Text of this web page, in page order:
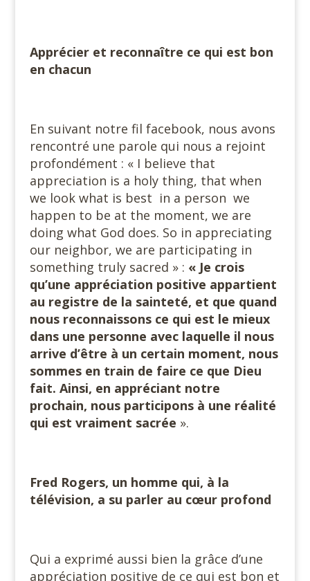
Apprécier et reconnaître ce qui est bon
en chacun
En suivant notre fil facebook, nous avons
rencontré une parole qui nous a rejoint
profondément : « I believe that
appreciation is a holy thing, that when
we look what is best in a person we
happen to be at the moment, we are
doing what God does. So in appreciating
our neighbor, we are participating in
something truly sacred » : « Je crois
qu’une appréciation positive appartient
au registre de la sainteté, et que quand
nous reconnaissons ce qui est le mieux
dans une personne avec laquelle il nous
arrive d’être à un certain moment, nous
sommes en train de faire ce que Dieu
fait. Ainsi, en appréciant notre
prochain, nous participons à une réalité
qui est vraiment sacrée ».
Fred Rogers, un homme qui, à la
télévision, a su parler au cœur profond
Qui a exprimé aussi bien la grâce d’une
appréciation positive de ce qui est bon et